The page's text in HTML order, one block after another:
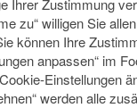
Ihrer Zustimmung
zu“ willigen Sie
können Ihre
anpassen“ im
Einstellungen
werden alle